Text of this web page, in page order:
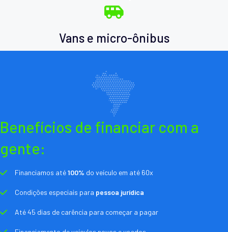
Vans e micro-ônibus
Benefícios de financiar com a
gente:
Financiamos até100% do veículo em até 60x
Condições especiais para pessoa jurídica
Até 45 dias de carência para começar a pagar